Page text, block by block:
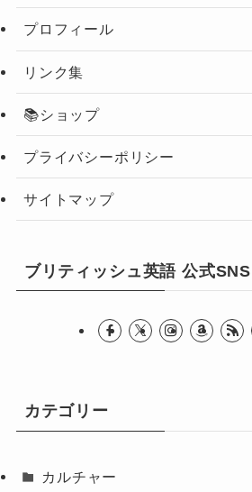
プロフィール
リンク集
📚ショップ
プライバシーポリシー
サイトマップ
ブリティッシュ英語 公式SNS
カテゴリー
カルチャー